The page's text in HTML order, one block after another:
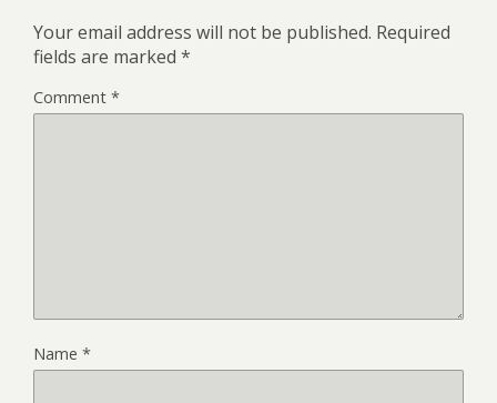
Your email address will not be published. Required
fields are marked *
Comment *
Name *